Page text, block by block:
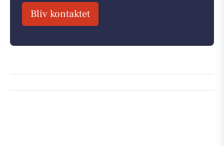
Bliv kontaktet